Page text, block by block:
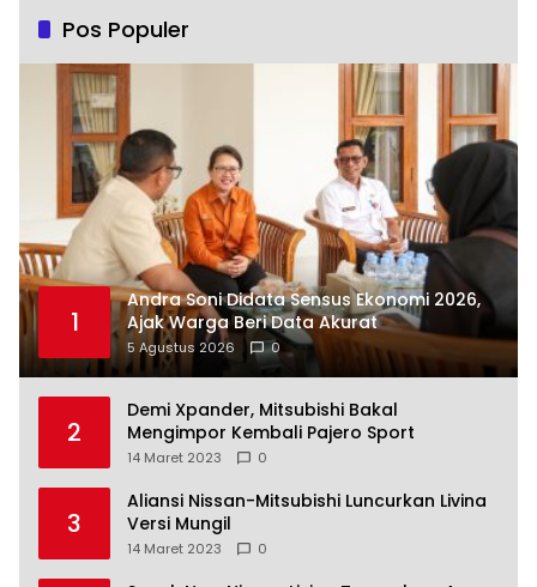
Pos Populer
1
Andra Soni Didata Sensus Ekonomi 2026,
Ajak Warga Beri Data Akurat
5 Agustus 2026 0
2
Demi Xpander, Mitsubishi Bakal
Mengimpor Kembali Pajero Sport
14 Maret 2023 0
3
Aliansi Nissan-Mitsubishi Luncurkan Livina
Versi Mungil
14 Maret 2023 0